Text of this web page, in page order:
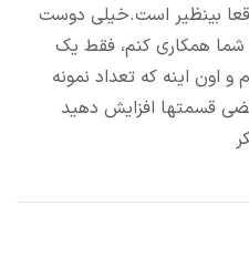
بينظير است.خيلى دوست
شما همکارى کنم، فقط یک
و اون اینه که تعداد نمونه
قسمتها افزایش دهید